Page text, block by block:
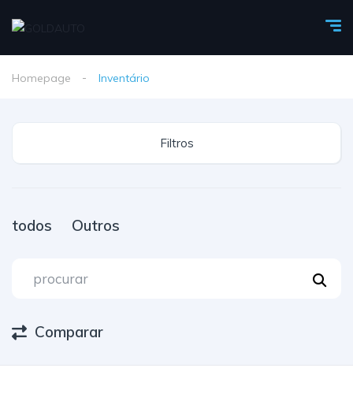
Homepage Inventário
Filtros
todos Outros
Comparar